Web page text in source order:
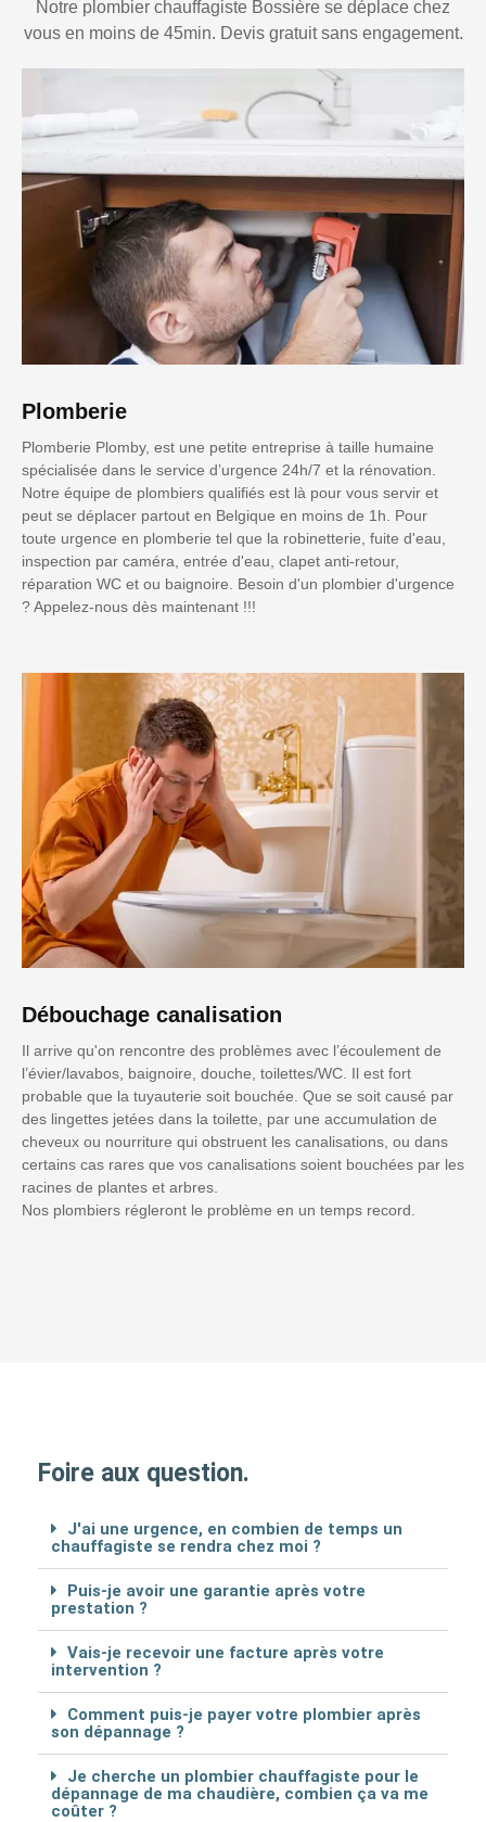
Notre plombier chauffagiste Bossière se déplace chez
vous en moins de 45min. Devis gratuit sans engagement.
Plomberie
Plomberie Plomby, est une petite entreprise à taille humaine
spécialisée dans le service d’urgence 24h/7 et la rénovation.
Notre équipe de plombiers qualifiés est là pour vous servir et
peut se déplacer partout en Belgique en moins de 1h. Pour
toute urgence en plomberie tel que la robinetterie, fuite d'eau,
inspection par caméra, entrée d'eau, clapet anti-retour,
réparation WC et ou baignoire. Besoin d'un plombier d'urgence
? Appelez-nous dès maintenant !!!
Débouchage canalisation
Il arrive qu'on rencontre des problèmes avec l’écoulement de
l’évier/lavabos, baignoire, douche, toilettes/WC. Il est fort
probable que la tuyauterie soit bouchée. Que se soit causé par
des lingettes jetées dans la toilette, par une accumulation de
cheveux ou nourriture qui obstruent les canalisations, ou dans
certains cas rares que vos canalisations soient bouchées par les
racines de plantes et arbres.
Nos plombiers régleront le problème en un temps record.
Foire aux question.
J'ai une urgence, en combien de temps un
chauffagiste se rendra chez moi ?
Puis-je avoir une garantie après votre
prestation ?
Vais-je recevoir une facture après votre
intervention ?
Comment puis-je payer votre plombier après
son dépannage ?
Je cherche un plombier chauffagiste pour le
dépannage de ma chaudière, combien ça va me
coûter ?